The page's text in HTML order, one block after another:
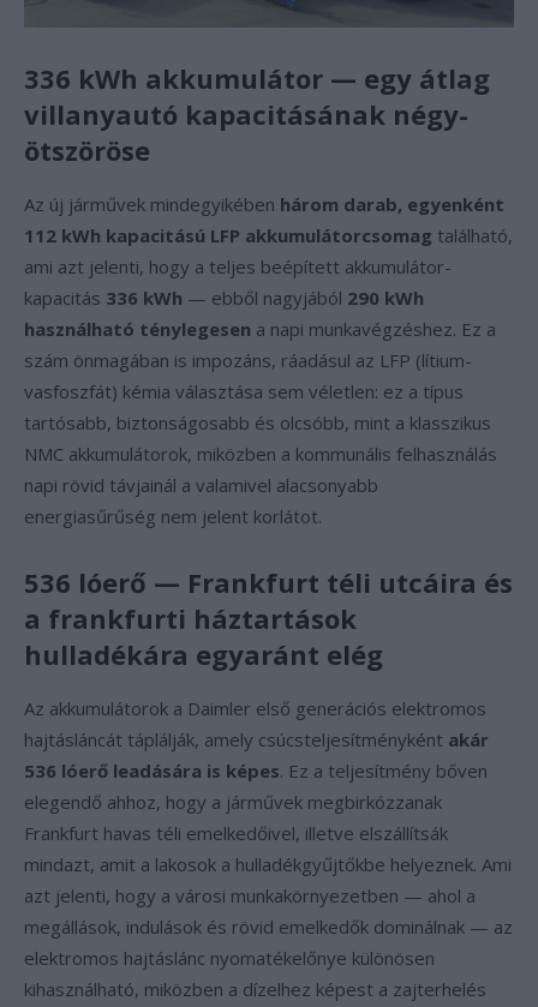
336 kWh akkumulátor — egy átlag
villanyautó kapacitásának négy-
ötszöröse
Az új járművek mindegyikében három darab, egyenként
112 kWh kapacitású LFP akkumulátorcsomag található,
ami azt jelenti, hogy a teljes beépített akkumulátor-
kapacitás 336 kWh — ebből nagyjából 290 kWh
használható ténylegesen a napi munkavégzéshez. Ez a
szám önmagában is impozáns, ráadásul az LFP (lítium-
vasfoszfát) kémia választása sem véletlen: ez a típus
tartósabb, biztonságosabb és olcsóbb, mint a klasszikus
NMC akkumulátorok, miközben a kommunális felhasználás
napi rövid távjainál a valamivel alacsonyabb
energiasűrűség nem jelent korlátot.
536 lóerő — Frankfurt téli utcáira és
a frankfurti háztartások
hulladékára egyaránt elég
Az akkumulátorok a Daimler első generációs elektromos
hajtásláncát táplálják, amely csúcsteljesítményként akár
536 lóerő leadására is képes. Ez a teljesítmény bőven
elegendő ahhoz, hogy a járművek megbirkózzanak
Frankfurt havas téli emelkedőivel, illetve elszállítsák
mindazt, amit a lakosok a hulladékgyűjtőkbe helyeznek. Ami
azt jelenti, hogy a városi munkakörnyezetben — ahol a
megállások, indulások és rövid emelkedők dominálnak — az
elektromos hajtáslánc nyomatékelőnye különösen
kihasználható, miközben a dízelhez képest a zajterhelés